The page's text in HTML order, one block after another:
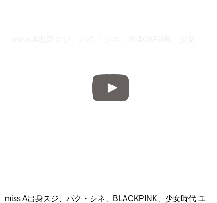
miss A出身スジ、パク・シネ、BLACKPINK、少女時代 ユ